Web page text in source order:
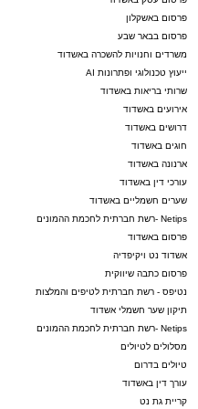
פרסום באשקלון
פרסום בבאר שבע
משרדים וחנויות להשכרה באשדוד
ייעוץ טכנולוגי ופתרונות AI
שרותי בריאות באשדוד
אירועים באשדוד
דרושים באשדוד
חוגים באשדוד
ארנונה באשדוד
עורכי דין באשדוד
שערים חשמליים באשדוד
Netips -רשת חברתית לחכמת ההמונים
פרסום באשדוד
אשדוד נט ויקיפדיה
פרסום כתבה שיווקית
נטיפס - רשת חברתית לטיפים והמלצות
תיקון שער חשמלי אשדוד
Netips -רשת חברתית לחכמת ההמונים
מסלולים לטיולים
טיולים בדרום
עורך דין באשדוד
קריית גת נט